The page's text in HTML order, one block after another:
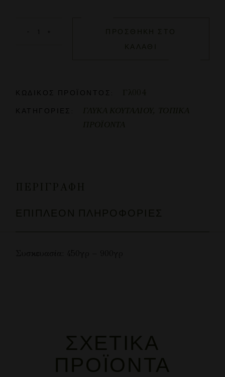
ΠΡΟΣΘΉΚΗ ΣΤΟ
ΚΑΛΆΘΙ
ΚΩΔΙΚΌΣ ΠΡΟΪΌΝΤΟΣ: Γλ004
ΚΑΤΗΓΟΡΊΕΣ: ΓΛΥΚΑ ΚΟΥΤΑΛΙΟΥ , ΤΟΠΙΚΑ
ΠΡΟΪΟΝΤΑ
ΠΕΡΙΓΡΑΦΉ
ΕΠΙΠΛΈΟΝ ΠΛΗΡΟΦΟΡΊΕΣ
ΣΧΕΤΙΚΆ
ΠΡΟΪΌΝΤΑ